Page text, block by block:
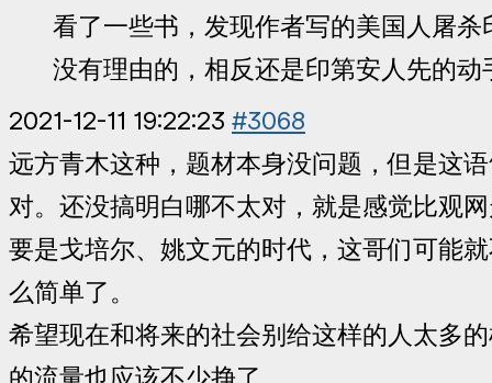
看了一些书，发现作者写的美国人屠
没有理由的，相反还是印第安人先的动
2021-12-11 19:22:23 #3068
远方青木这种，题材本身没问题，但是这
对。还没搞明白哪不太对，就是感觉比观
要是戈培尔、姚文元的时代，这哥们可能
么简单了。
希望现在和将来的社会别给这样的人太多